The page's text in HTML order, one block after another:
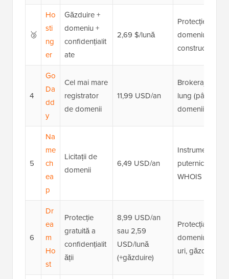
🥉
Ho
sti
ng
er
Găzduire +
domeniu +
confidențialit
ate
2,69 $/lună
Protecție
domeniului,
constructor de
4
Go
Da
dd
y
Cel mai mare
registrator
de domenii
11,99 USD/an
Brokeraj de
lung (până la
domenii
5
Na
me
ch
ea
p
Licitații de
domenii
6,49 USD/an
Instrument de
puternică de
WHOIS gratuită
6
Dr
ea
m
Ho
st
Protecție
gratuită a
confidențialit
ății
8,99 USD/an
sau 2,59
USD/lună
(+găzduire)
Protecția
domeniului cu
uri, găzduire